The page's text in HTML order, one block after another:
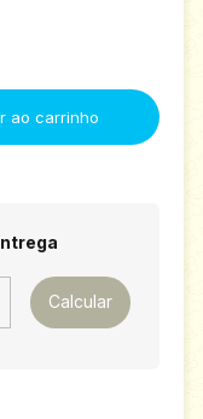
Alterar CEP
Calcular